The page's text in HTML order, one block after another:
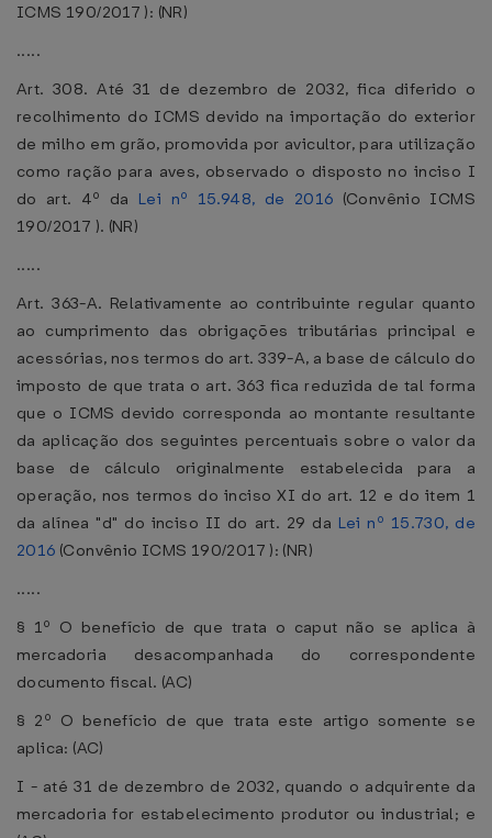
ICMS 190/2017 ): (NR)
.....
Art. 308. Até 31 de dezembro de 2032, fica diferido o
recolhimento do ICMS devido na importação do exterior
de milho em grão, promovida por avicultor, para utilização
como ração para aves, observado o disposto no inciso I
do art. 4º da Lei nº 15.948, de 2016 (Convênio ICMS
190/2017 ). (NR)
.....
Art. 363-A. Relativamente ao contribuinte regular quanto
ao cumprimento das obrigações tributárias principal e
acessórias, nos termos do art. 339-A, a base de cálculo do
imposto de que trata o art. 363 fica reduzida de tal forma
que o ICMS devido corresponda ao montante resultante
da aplicação dos seguintes percentuais sobre o valor da
base de cálculo originalmente estabelecida para a
operação, nos termos do inciso XI do art. 12 e do item 1
da alínea "d" do inciso II do art. 29 da Lei nº 15.730, de
2016 (Convênio ICMS 190/2017 ): (NR)
.....
§ 1º O benefício de que trata o caput não se aplica à
mercadoria desacompanhada do correspondente
documento fiscal. (AC)
§ 2º O benefício de que trata este artigo somente se
aplica: (AC)
I - até 31 de dezembro de 2032, quando o adquirente da
mercadoria for estabelecimento produtor ou industrial; e